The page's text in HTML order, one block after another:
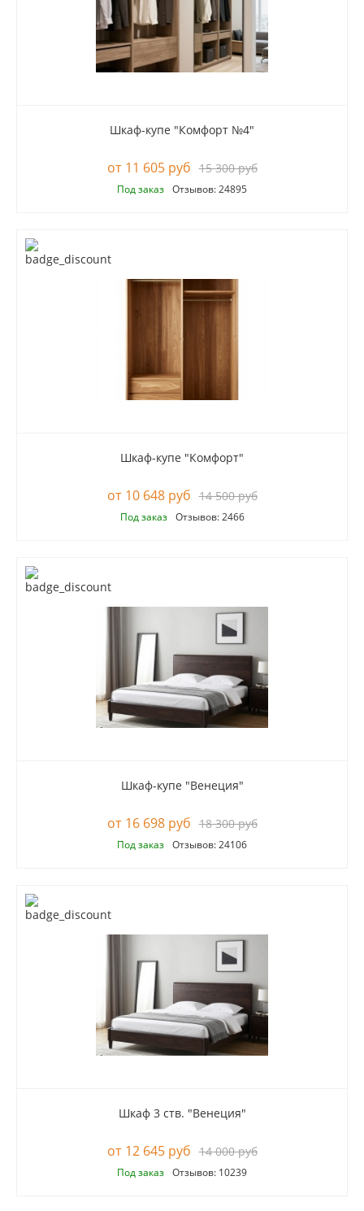
Шкаф-купе "Комфорт №4"
11 605 руб 15 300 руб
Под заказ Отзывов: 24895
Шкаф-купе "Комфорт"
10 648 руб 14 500 руб
Под заказ Отзывов: 2466
Шкаф-купе "Венеция"
16 698 руб 18 300 руб
Под заказ Отзывов: 24106
Шкаф 3 ств. "Венеция"
12 645 руб 14 000 руб
Под заказ Отзывов: 10239